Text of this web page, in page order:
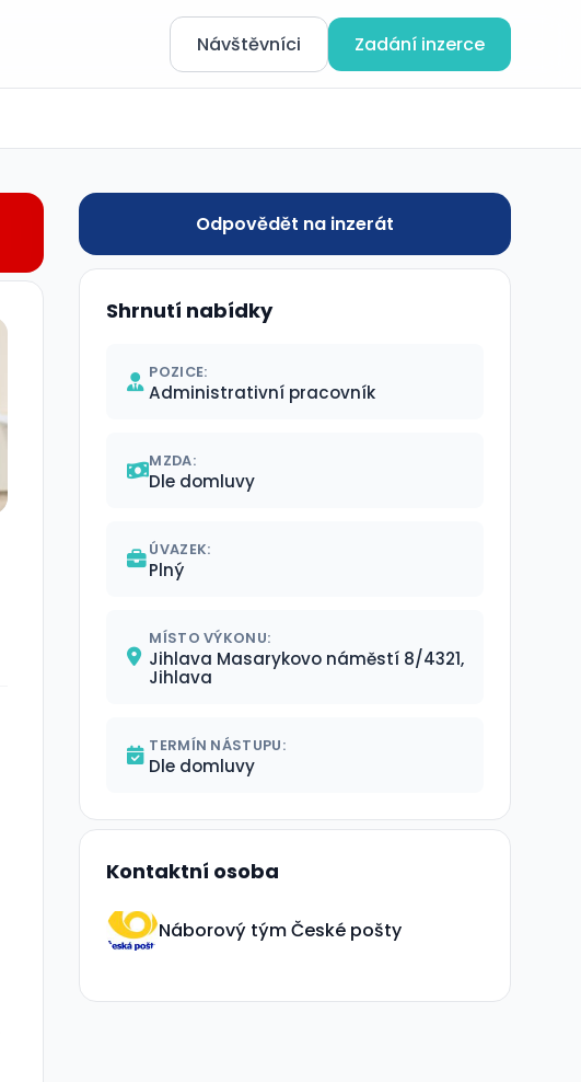
Návštěvníci Zadání inzerce
Odpovědět na inzerát
Shrnutí nabídky
POZICE:
Administrativní pracovník
MZDA:
Dle domluvy
ÚVAZEK:
Plný
MÍSTO VÝKONU:
Jihlava Masarykovo náměstí 8/4321,
Jihlava
TERMÍN NÁSTUPU:
Dle domluvy
Kontaktní osoba
Náborový tým České pošty